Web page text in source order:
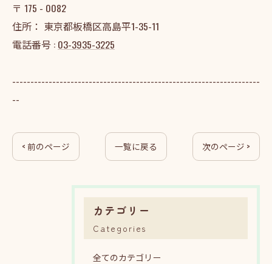
〒 175 - 0082
住所： 東京都板橋区高島平1-35-11
電話番号 : 03-3935-3225
--------------------------------------------------------------------
--
< 前のページ 一覧に戻る 次のページ >
カテゴリー
Categories
全てのカテゴリー